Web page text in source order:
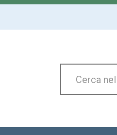
Prodotto